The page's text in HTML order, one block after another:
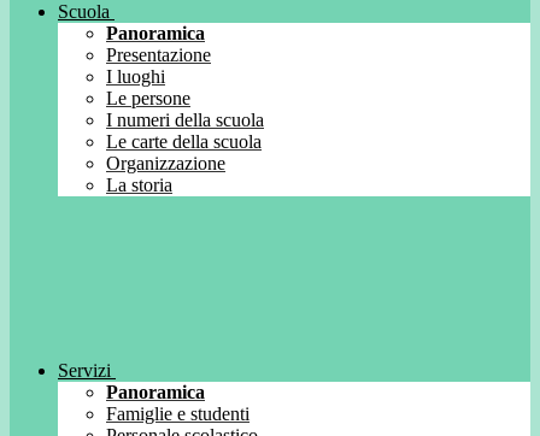
Scuola
Panoramica
Presentazione
I luoghi
Le persone
I numeri della scuola
Le carte della scuola
Organizzazione
La storia
Servizi
Panoramica
Famiglie e studenti